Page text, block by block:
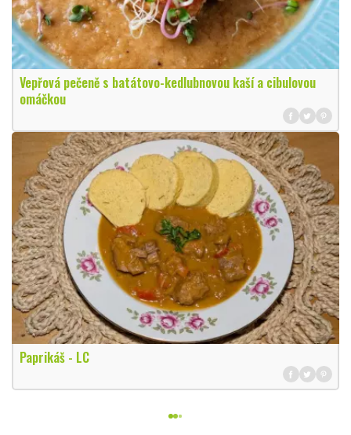
Vepřová pečeně s batátovo-kedlubnovou kaší a cibulovou
omáčkou
Paprikáš - LC